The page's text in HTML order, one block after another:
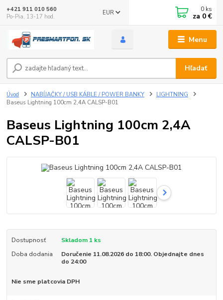
Menu
EUR
Hľadať
+421 911 010 560
Po-Pia, 13-17 hod.
0 ks
za 0 €
Úvod NABÍJAČKY / USB KÁBLE / POWER BANKY
LIGHTNING
Baseus Lightning 100cm 2,4A CALSP-B01
Baseus Lightning 100cm 2,4A
CALSP-B01
Dostupnosť
Skladom 1 ks
Doba dodania
Doručenie 11.08.2026 do 18:00. Objednajte dnes
do 24:00
Nie sme platcovia DPH